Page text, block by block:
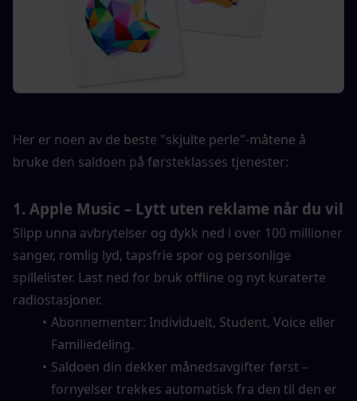
Her er noen av de beste "skjulte perle"-måtene å
bruke den saldoen på førsteklasses tjenester:
1. Apple Music – Lytt uten reklame når du vil
Slipp unna avbrytelser og dykk ned i over 100 millioner
sanger, romlig lyd, tapsfrie spor og personlige
spillelister. Last ned for bruk offline og nyt kuraterte
radiostasjoner.
Abonnementer: Individuelt, Student, Voice eller
Familiedeling.
Saldoen din dekker månedsavgifter først –
fornyelser trekkes automatisk fra den til den er